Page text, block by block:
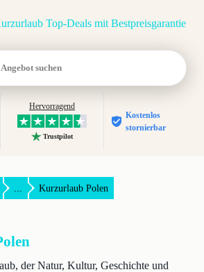
Top-Deals mit Bestpreisgarantie
suchen
Hervorragend
Trustpilot
Kostenlos
stornierbar
... Kurzurlaub Polen
der Natur, Kultur, Geschichte und